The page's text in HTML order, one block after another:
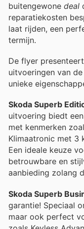
buitengewone deal
reparatiekosten
laat rijden, een
termijn.
De flyer
uitvoeringen van
unieke
Skoda Superb
uitvoering biedt
met kenmerken
Klimaatronic met 3
Een ideale keuze
betrouwbare en
aanbieding zolang
Skoda Superb
garantie! Speciaal
maar ook perfect